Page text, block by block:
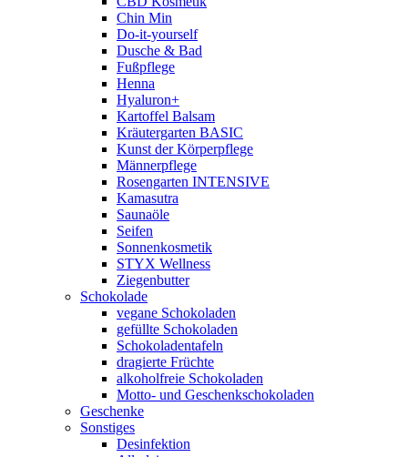
Chin Min
Do-it-yourself
Dusche & Bad
Fußpflege
Henna
Hyaluron+
Kartoffel Balsam
Kräutergarten BASIC
Kunst der Körperpflege
Männerpflege
Rosengarten INTENSIVE
Kamasutra
Saunaöle
Seifen
Sonnenkosmetik
STYX Wellness
Ziegenbutter
Schokolade
vegane Schokoladen
gefüllte Schokoladen
Schokoladentafeln
dragierte Früchte
alkoholfreie Schokoladen
Motto- und Geschenkschokoladen
Geschenke
Sonstiges
Desinfektion